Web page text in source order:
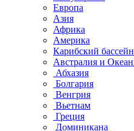
Европа
Азия
Африка
Америка
Карибский бассейн
Австралия и
Абхазия
Болгария
Венгрия
Вьетнам
Греция
Доминикана